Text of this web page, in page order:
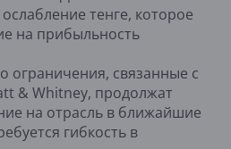
тенге, которое
на прибыльность
ограничения, связанные с
& Whitney, продолжат
на отрасль в ближайшие
гибкость в